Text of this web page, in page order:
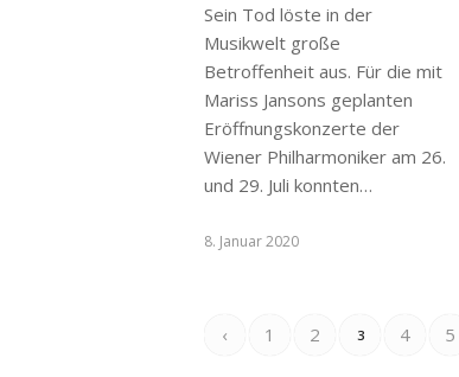
Sein Tod löste in der
Musikwelt große
Betroffenheit aus. Für die mit
Mariss Jansons geplanten
Eröffnungskonzerte der
Wiener Philharmoniker am 26.
und 29. Juli konnten…
8. Januar 2020
‹ 1 2 3 4 5